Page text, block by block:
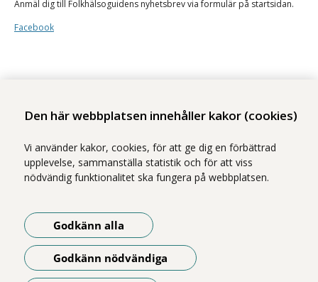
Den här webbplatsen innehåller kakor (cookies)
Vi använder kakor, cookies, för att ge dig en förbättrad
upplevelse, sammanställa statistik och för att viss
nödvändig funktionalitet ska fungera på webbplatsen.
Godkänn alla
Godkänn nödvändiga
Anmäl dig till Folkhälsoguidens nyhetsbrev via formulär på startsidan.
Facebook
Stockholms läns sjukvårdsområde erbjuder hälso- och sjukvård i Region
Stockholms regi.
Samtliga bilder på webbplatsen är tagna av fotograf Yanan Li om inget
Om webbplatsen